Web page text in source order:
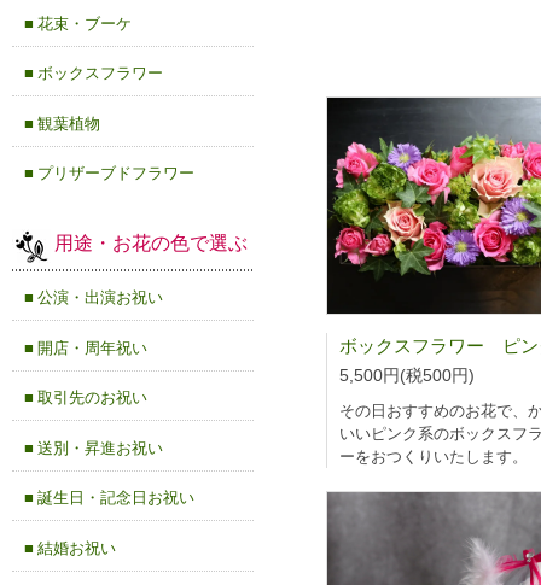
5,500円(税500円)
その日おすすめのお花で、
いいピンク系のボックスフ
ーをおつくりいたします。
■ 花束・ブーケ
■ ボックスフラワー
■ 観葉植物
■ プリザーブドフラワー
用途・お花の色で選ぶ
■ 公演・出演お祝い
■ 開店・周年祝い
■ 取引先のお祝い
■ 送別・昇進お祝い
■ 誕生日・記念日お祝い
■ 結婚お祝い